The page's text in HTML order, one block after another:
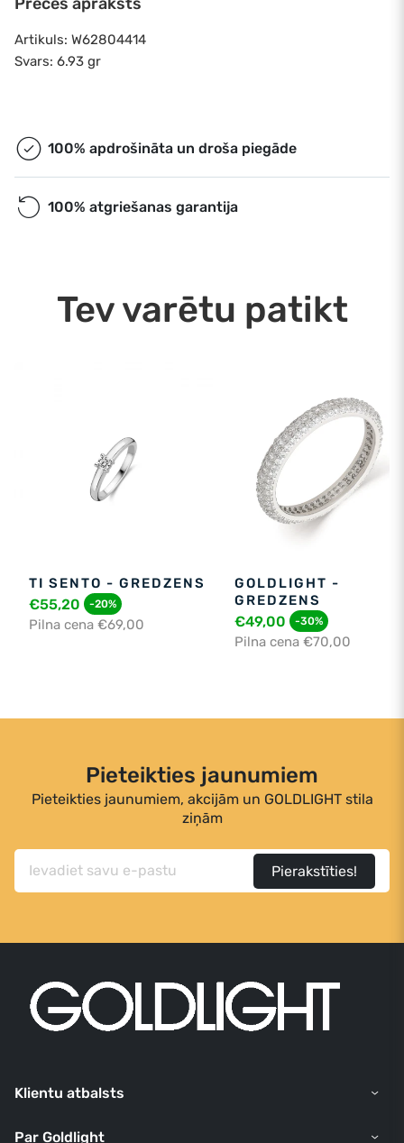
Artikuls: W62804414
Svars: 6.93 gr
100% apdrošināta un droša piegāde
100% atgriešanas garantija
Tev varētu patikt
TI SENTO - GREDZENS
€55,20 -20%
Pilna cena €69,00
GOLDLIGHT -
GREDZENS
€49,00 -30%
Pilna cena €70,00
Pieteikties jaunumiem
Pieteikties jaunumiem, akcijām un GOLDLIGHT stila
ziņām
Pierakstīties!
Klientu atbalsts
Par Goldlight